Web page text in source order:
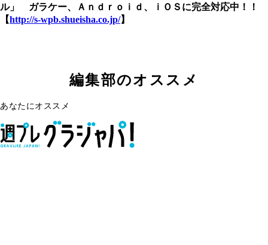
ル」 ガラケー、Ａｎｄｒｏｉｄ、ｉＯＳに完全対応中！！
【http://s-wpb.shueisha.co.jp/】
編集部のオススメ
あなたにオススメ